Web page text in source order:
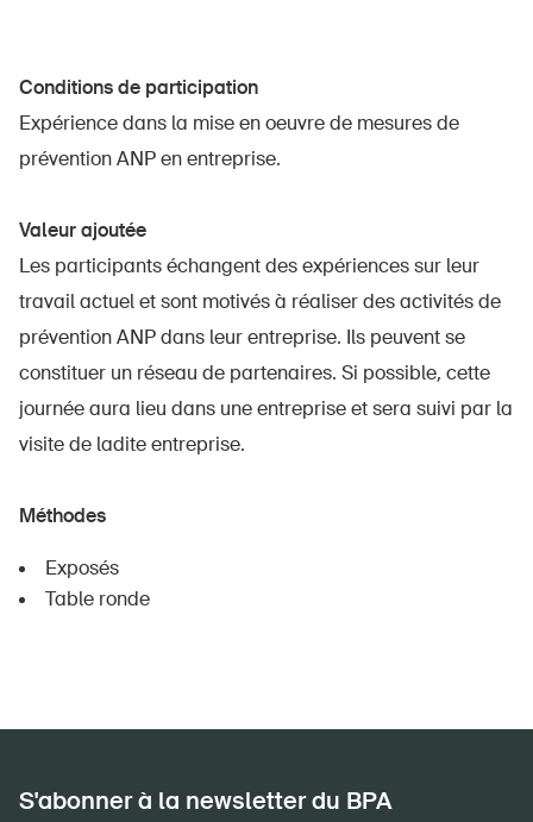
Conditions de participation
Expérience dans la mise en oeuvre de mesures de
prévention ANP en entreprise.
Valeur ajoutée
Les participants échangent des expériences sur leur
travail actuel et sont motivés à réaliser des activités de
prévention ANP dans leur entreprise. Ils peuvent se
constituer un réseau de partenaires. Si possible, cette
journée aura lieu dans une entreprise et sera suivi par la
visite de ladite entreprise.
Méthodes
Exposés
Table ronde
S'abonner à la newsletter du BPA